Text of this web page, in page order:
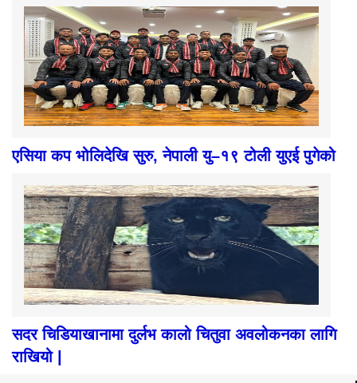
एसिया कप भोलिदेखि सुरु, नेपाली यु–१९ टोली युएई पुगेको
सदर चिडियाखानामा दुर्लभ कालो चितुवा अवलोकनका लागि
राखियो |